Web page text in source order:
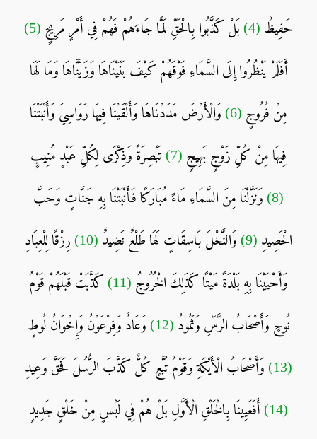
حَفِيظٌ (4) بَلْ كَذَّبُوا بِالْحَقِّ لَمَّا جَاءَهُمْ فَهُمْ فِي أَمْرٍ مَرِيجٍ (5)
أَفَلَمْ يَنْظُرُوا إِلَى السَّمَاءِ فَوْقَهُمْ كَيْفَ بَنَيْنَاهَا وَزَيَّنَّاهَا وَمَا لَهَا
مِنْ فُرُوجٍ (6) وَالْأَرْضَ مَدَدْنَاهَا وَأَلْقَيْنَا فِيهَا رَوَاسِيَ وَأَنْبَتْنَا
فِيهَا مِنْ كُلِّ زَوْجٍ بَهِيجٍ (7) تَبْصِرَةً وَذِكْرَى لِكُلِّ عَبْدٍ مُنِيبٍ
(8) وَنَزَّلْنَا مِنَ السَّمَاءِ مَاءً مُبَارَكًا فَأَنْبَتْنَا بِهِ جَنَّاتٍ وَحَبَّ
الْحَصِيدِ (9) وَالنَّخْلَ بَاسِقَاتٍ لَهَا طَلْعٌ نَضِيدٌ (10) رِزْقًا لِلْعِبَادِ
وَأَحْيَيْنَا بِهِ بَلْدَةً مَيْتًا كَذَلِكَ الْخُرُوجُ (11) كَذَّبَتْ قَبْلَهُمْ قَوْمُ
نُوحٍ وَأَصْحَابُ الرَّسِّ وَثَمُودُ (12) وَعَادٌ وَفِرْعَوْنُ وَإِخْوَانُ لُوطٍ
(13) وَأَصْحَابُ الْأَيْكَةِ وَقَوْمُ تُبَّعٍ كُلٌّ كَذَّبَ الرُّسُلَ فَحَقَّ وَعِيدِ
(14) أَفَعَيِينَا بِالْخَلْقِ الْأَوَّلِ بَلْ هُمْ فِي لَبْسٍ مِنْ خَلْقٍ جَدِيدٍ